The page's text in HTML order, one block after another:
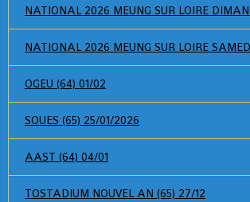
NATIONAL 2026 MEUNG SUR LOIRE
NATIONAL 2026 MEUNG SUR LOIRE
OGEU (64) 01/02
SOUES (65) 25/01/2026
AAST (64) 04/01
TOSTADIUM NOUVEL AN (65) 27/12